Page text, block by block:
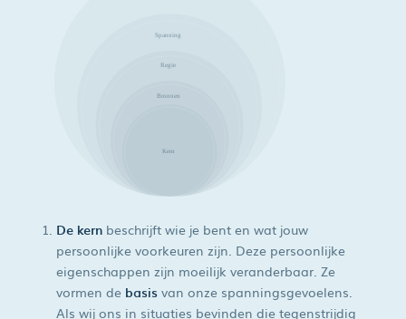
De kern beschrijft wie je bent en wat jouw
persoonlijke voorkeuren zijn. Deze persoonlijke
eigenschappen zijn moeilijk veranderbaar. Ze
vormen de basis van onze spanningsgevoelens.
Als wij ons in situaties bevinden die tegenstrijdig